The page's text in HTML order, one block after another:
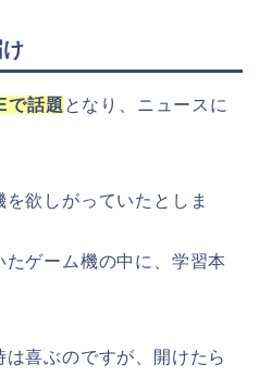
で話題 となり、ニュースに
欲しがっていたとしま
ゲーム機の中に、学習本
喜ぶのですが、開けたら